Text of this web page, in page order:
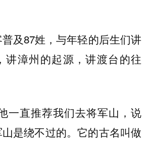
及87姓，与年轻的后生们讲
讲漳州的起源，讲渡台的往
一直推荐我们去将军山，说
是绕不过的。它的古名叫做